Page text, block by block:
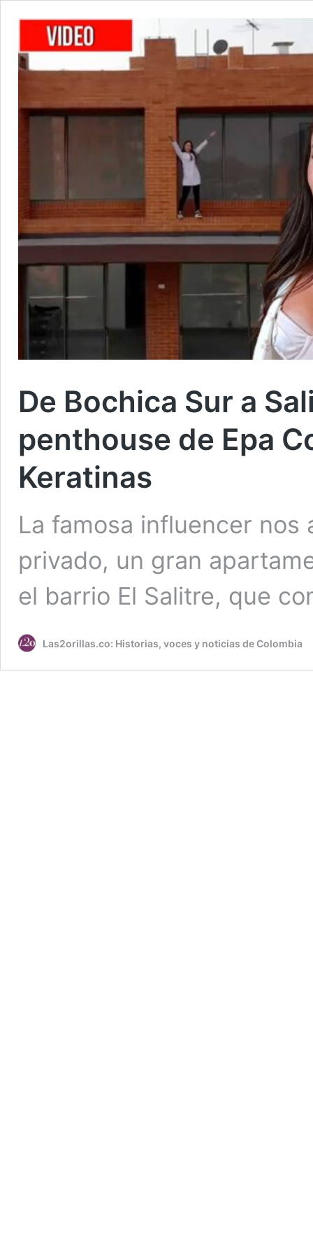
De Bochica Sur a
penthouse de Epa
Keratinas
La famosa influencer
privado, un gran
el barrio El Salitre, que
Las2orillas.co: Historias, voces y noticias de Colombia